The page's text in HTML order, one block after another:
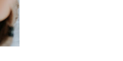
INFOS